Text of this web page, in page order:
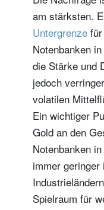
am stärksten.
Untergrenze
Notenbanken
die Stärke und
jedoch
volatilen
Ein wichtiger
Gold an den
Notenbanken
immer
Spielraum für